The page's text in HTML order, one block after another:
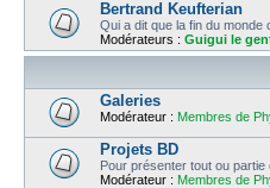
Bertrand Keufterian
Qui a dit que la fin du monde
Modérateurs : Guigui le
Galeries
Modérateur : Membres de
Projets BD
Pour présenter tout ou partie
Modérateur : Membres de